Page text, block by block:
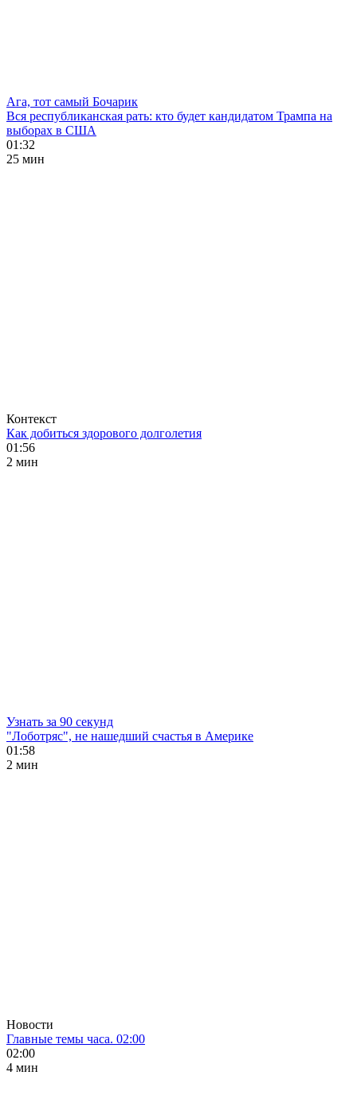
Ага, тот самый Бочарик
Вся республиканская рать: кто будет кандидатом Трампа на
выборах в США
01:32
25 мин
Контекст
Как добиться здорового долголетия
01:56
2 мин
Узнать за 90 секунд
"Лоботряс", не нашедший счастья в Америке
01:58
2 мин
Новости
Главные темы часа. 02:00
02:00
4 мин